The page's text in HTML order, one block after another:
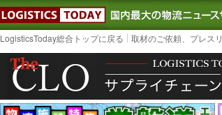
LOGISTICS TODAY
LogisticsToday総合トップに戻る 取材のご依頼、プレス